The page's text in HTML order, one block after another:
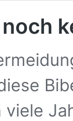
viele